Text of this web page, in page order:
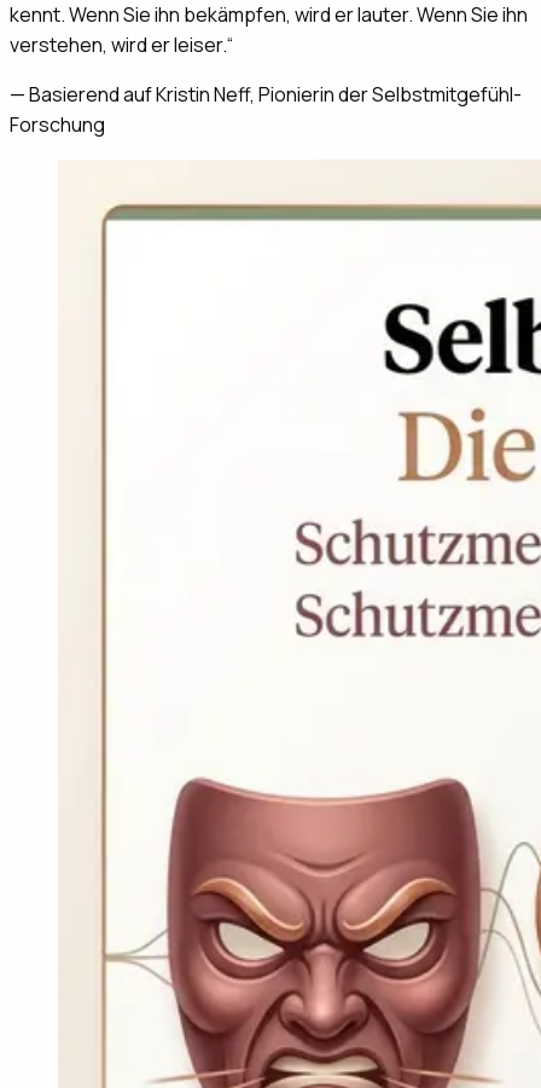
kennt. Wenn Sie ihn bekämpfen, wird er lauter. Wenn Sie ihn
verstehen, wird er leiser.“
—Basierend auf Kristin Neff, Pionierin der Selbstmitgefühl-
Forschung